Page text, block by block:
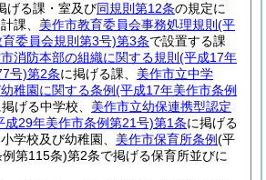
げる課・室及び同規則第12条の規定に
課、 美作市教育委員会事務処理規則 (平
委員会規則第3号)第3条で設置する課
消防本部の組織に関する規則 (平成17年
号)第2条に掲げる課、 美作市立中学
稚園に関する条例(平成17年美作市条例
げる中学校、 美作市立幼保連携型認定
成29年美作市条例第21号)第1条に掲げる
学校及び幼稚園、 美作市保育所条例(平
第115条)第2条で掲げる保育所並びに